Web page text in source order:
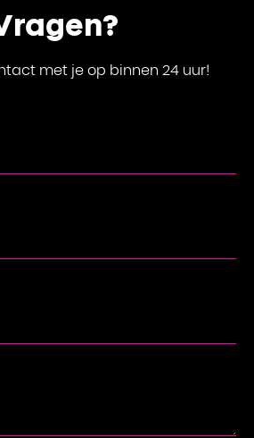
met je op binnen 24 uur!